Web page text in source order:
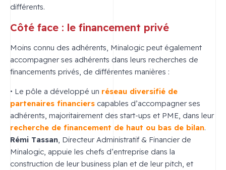
différents.
Côté face : le financement privé
Moins connu des adhérents, Minalogic peut également
accompagner ses adhérents dans leurs recherches de
financements privés, de différentes manières :
• Le pôle a développé un réseau diversifié de
partenaires financiers capables d’accompagner ses
adhérents, majoritairement des start-ups et PME, dans leur
recherche de financement de haut ou bas de bilan.
Rémi Tassan , Directeur Administratif & Financier de
Minalogic, appuie les chefs d’entreprise dans la
construction de leur business plan et de leur pitch, et